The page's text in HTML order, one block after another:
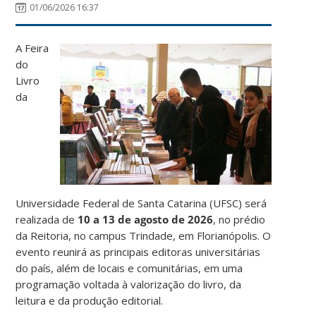
01/06/2026 16:37
A Feira
do
Livro
da
Universidade Federal de Santa Catarina (UFSC) será
realizada de 10 a 13 de agosto de 2026, no prédio
da Reitoria, no campus Trindade, em Florianópolis. O
evento reunirá as principais editoras universitárias
do país, além de locais e comunitárias, em uma
programação voltada à valorização do livro, da
leitura e da produção editorial.